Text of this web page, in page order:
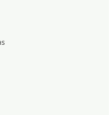
NaN de 5 estrelas.